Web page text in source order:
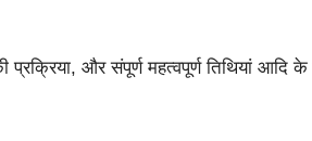
और संपूर्ण महत्वपूर्ण तिथियां आदि के